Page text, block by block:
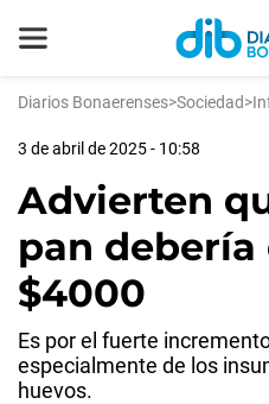
Diarios Bonaerenses>Sociedad>
3 de abril de 2025 - 10:58
Advierten
pan
$4000
Es por el fuerte
especialmente de los
huevos.